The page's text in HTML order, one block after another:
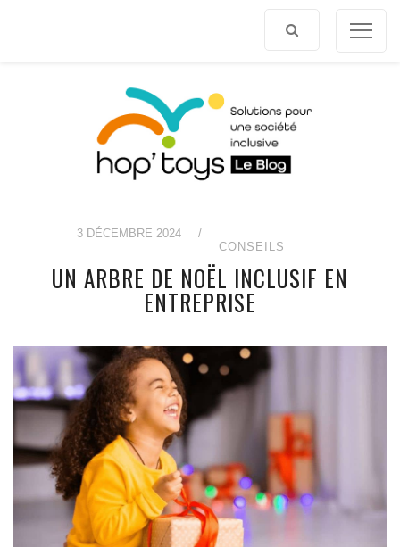
3 DÉCEMBRE 2024
/
CONSEILS
UN ARBRE DE NOËL INCLUSIF EN
ENTREPRISE